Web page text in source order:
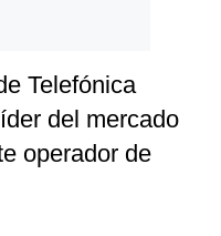
Telefónica
del mercado
operador de